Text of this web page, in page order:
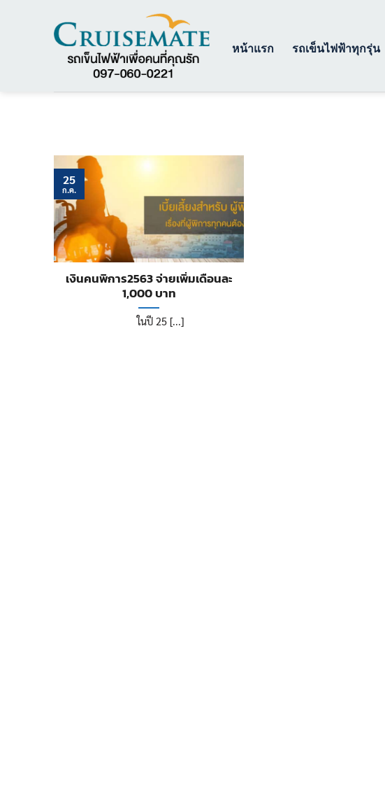
หน้าแรก รถเข็นไฟฟ้าทุกรุ่น
เงินคนพิการ2563 จ่ายเพิ่มเดือนละ
1,000 บาท
ในปี 25 [...]
25
ก.ค.